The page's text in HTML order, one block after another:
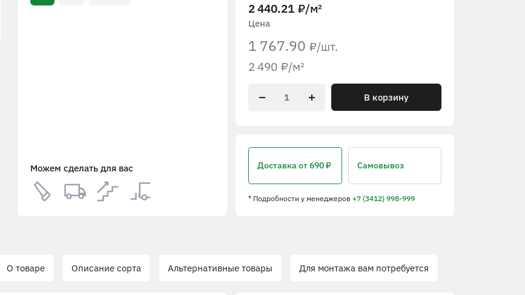
Можем сделать для вас
Цена
1 767.90 ₽/шт.
2 490 ₽/м²
2 440.21 ₽/м²
В корзину
Доставкаот 690 ₽ Самовывоз
* Подробностиу менеджеров+7 (3412) 998-999
О товаре Описание сорта Альтернативные товары Для монтажа вам потребуется